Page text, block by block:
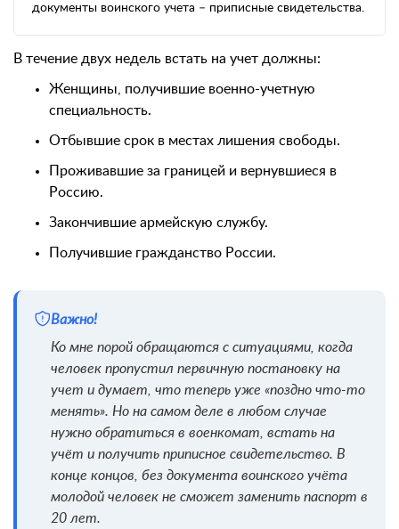
документы воинского учета – приписные свидетельства.
В течение двух недель встать на учет должны:
Женщины, получившие военно-учетную
специальность.
Отбывшие срок в местах лишения свободы.
Проживавшие за границей и вернувшиеся в
Россию.
Закончившие армейскую службу.
Получившие гражданство России.
Важно!
Ко мне порой обращаются с ситуациями, когда
человек пропустил первичную постановку на
учет и думает, что теперь уже «поздно что-то
менять». Но на самом деле в любом случае
нужно обратиться в военкомат, встать на
учёт и получить приписное свидетельство. В
конце концов, без документа воинского учёта
молодой человек не сможет заменить паспорт в
20 лет.